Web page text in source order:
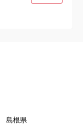
島根県